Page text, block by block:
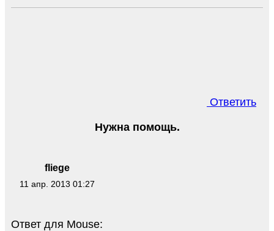
Ответить
fliege
11 апр. 2013 01:27
Нужна помощь.
Ответ для Mouse: